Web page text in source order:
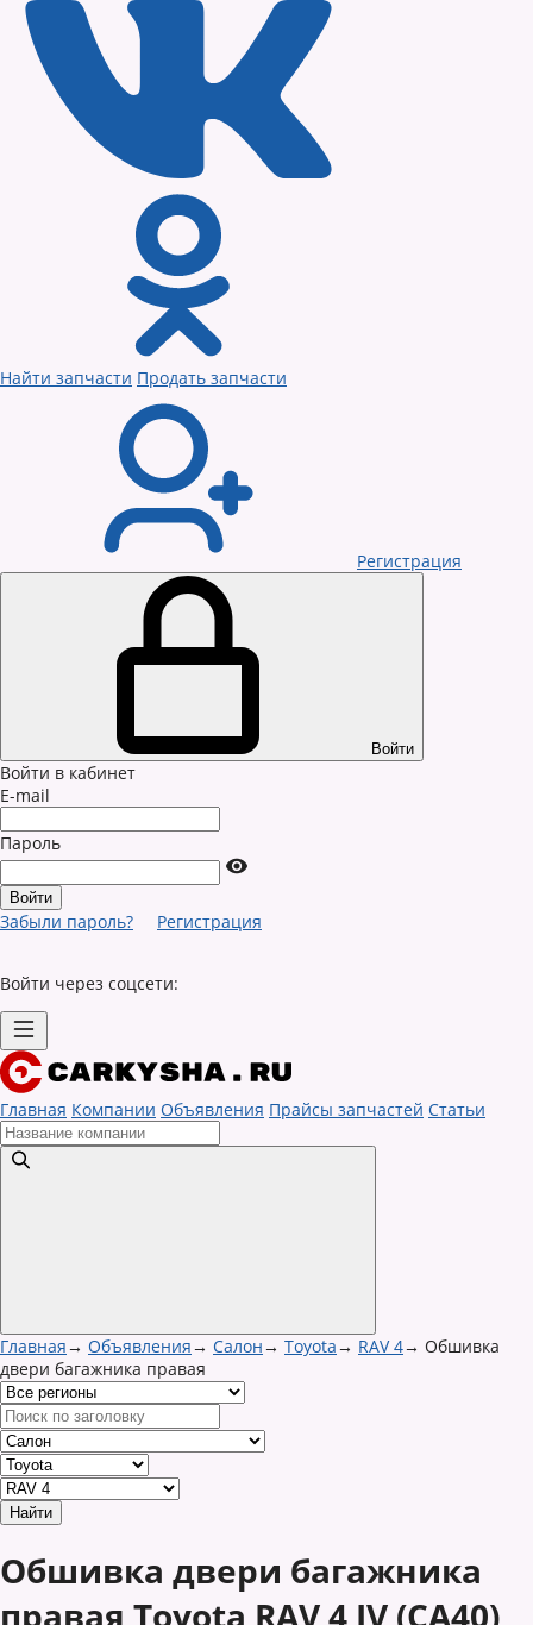
Найти запчасти Продать запчасти
Регистрация
Войти
Войти в кабинет
E-mail
Пароль
Забыли пароль? Регистрация
Войти через соцсети:
Главная Компании Объявления Прайсы запчастей Статьи
Главная→ Объявления→ Салон→ Toyota→ RAV 4→ Обшивка
двери багажника правая
Обшивка двери багажника
правая Toyota RAV 4 IV (CA40)